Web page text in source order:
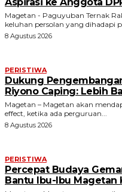
Aspirasi ke Anggota
Magetan - Paguyuban Ternak
keluhan persolan yang dihadapi
8 Agustus 2026
PERISTIWA
Dukung
Riyono Caping: Lebih
Magetan – Magetan akan
effect, ketika ada perguruan...
8 Agustus 2026
PERISTIWA
Percepat Budaya
Bantu Ibu-Ibu Magetan